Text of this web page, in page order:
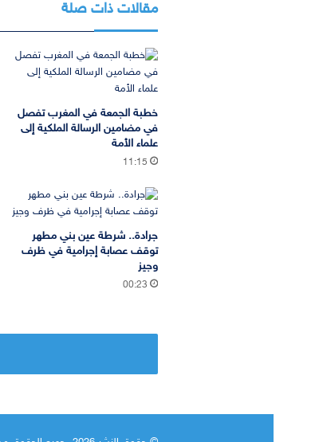
مقالات ذات صلة
خطبة الجمعة في المغرب تفصل
في مضامين الرسالة الملكية إلى
علماء الأمة
11:15
جرادة.. شرطة عين بني مطهر
توقف عصابة إجرامية في ظرف
وجيز
00:23